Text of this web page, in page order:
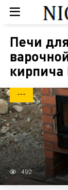
Печи
кирпича
---
492